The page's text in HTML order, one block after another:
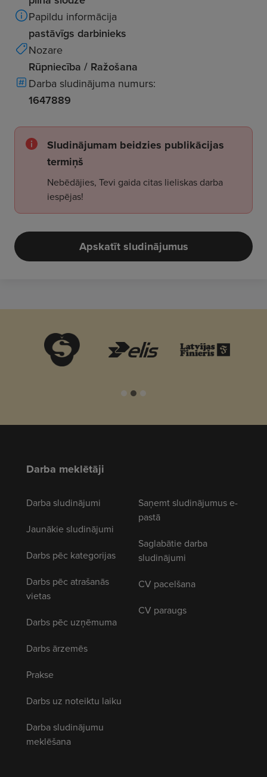
Papildu informācija
pastāvīgs darbinieks
Nozare
Rūpniecība / Ražošana
Darba sludinājuma numurs:
1647889
Sludinājumam beidzies publikācijas
termiņš
Nebēdājies, Tevi gaida citas lieliskas darba
iespējas!
Apskatīt sludinājumus
Darba meklētāji
Darba sludinājumi
Jaunākie sludinājumi
Darbs pēc kategorijas
Darbs pēc atrašanās
vietas
Darbs pēc uzņēmuma
Darbs ārzemēs
Prakse
Darbs uz noteiktu laiku
Darba sludinājumu
meklēšana
Saņemt sludinājumus e-
pastā
Saglabātie darba
sludinājumi
CV pacelšana
CV paraugs